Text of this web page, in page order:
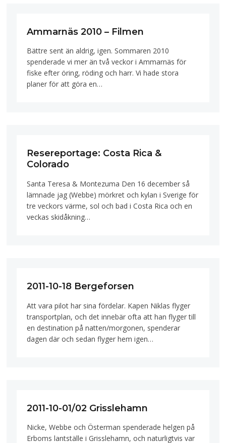
Ammarnäs 2010 – Filmen
Bättre sent än aldrig, igen. Sommaren 2010
spenderade vi mer än två veckor i Ammarnäs för
fiske efter öring, röding och harr. Vi hade stora
planer för att göra en…
Resereportage: Costa Rica &
Colorado
Santa Teresa & Montezuma Den 16 december så
lämnade jag (Webbe) mörkret och kylan i Sverige för
tre veckors värme, sol och bad i Costa Rica och en
veckas skidåkning…
2011-10-18 Bergeforsen
Att vara pilot har sina fördelar. Kapen Niklas flyger
transportplan, och det innebär ofta att han flyger till
en destination på natten/morgonen, spenderar
dagen där och sedan flyger hem igen…
2011-10-01/02 Grisslehamn
Nicke, Webbe och Österman spenderade helgen på
Erboms lantställe i Grisslehamn, och naturligtvis var